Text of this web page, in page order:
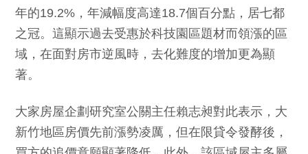
年的19.2%，年減幅度高達18.7個百分點，居七都
之冠。這顯示過去受惠於科技園區題材而領漲的區
域，在面對房市逆風時，去化難度的增加更為顯
著。
大家房屋企劃研究室公關主任賴志昶對此表示，大
新竹地區房價先前漲勢凌厲，但在限貸令發酵後，